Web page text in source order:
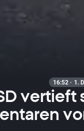
16:52 · 1.